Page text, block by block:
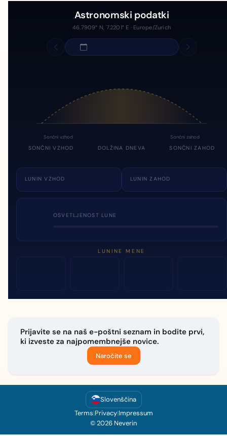
Astronomski podatki
46.7909° N, 7.2201° E · Europe/Zurich
Sončni vzhod Sončni zahod
SONČNI VZHOD DOLŽINA DNEVA SONČNI ZAHOD
LUNIN VZHOD LUNIN ZAHOD
OSVETLJENOST LUNE
LUNINE MENE
Prijavite se na naš e-poštni seznam in bodite prvi,
ki izveste za najpomembnejše novice.
Naročite se
Slovenščina
Terms|Privacy|Impressum
© 2026 Neverin